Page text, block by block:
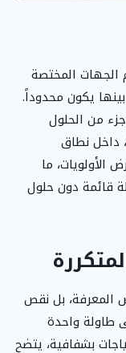
الجهات المختصة
يكون محدوداً.
من الحلول
داخل نطاق
الأولويات، ما
قائمة دون حلول
المعرفة، بل نقص
طاولة واحدة
بشفافية، يتضح